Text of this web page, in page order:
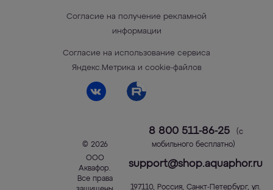
Согласие на получение рекламной
информации
Согласие на использование сервиса
Яндекс.Метрика и cookie-файлов
© 2026
ООО
Аквафор.
Все права
8 800 511-86-25
(с
мобильного бесплатно)
support@shop.aquaphor.ru
197110, Россия, Санкт-Петербург, ул.